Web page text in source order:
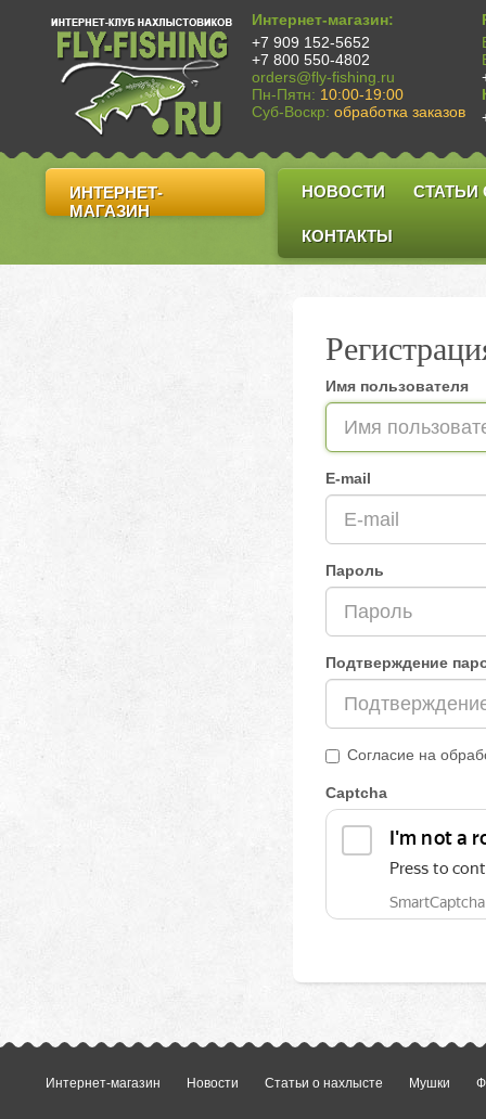
Интернет-магазин:
+7 909 152-5652
+7 800 550-4802
orders@fly-fishing.ru
Пн-Пятн: 10:00-19:00
Суб-Воскр: обработка заказов
ИНТЕРНЕТ-
МАГАЗИН
НОВОСТИ СТАТЬИ
КОНТАКТЫ
Имя пользователя
E-mail
Пароль
Подтверждение
Согласие на
Captcha
Интернет-магазин Новости Статьи о нахлысте Мушки